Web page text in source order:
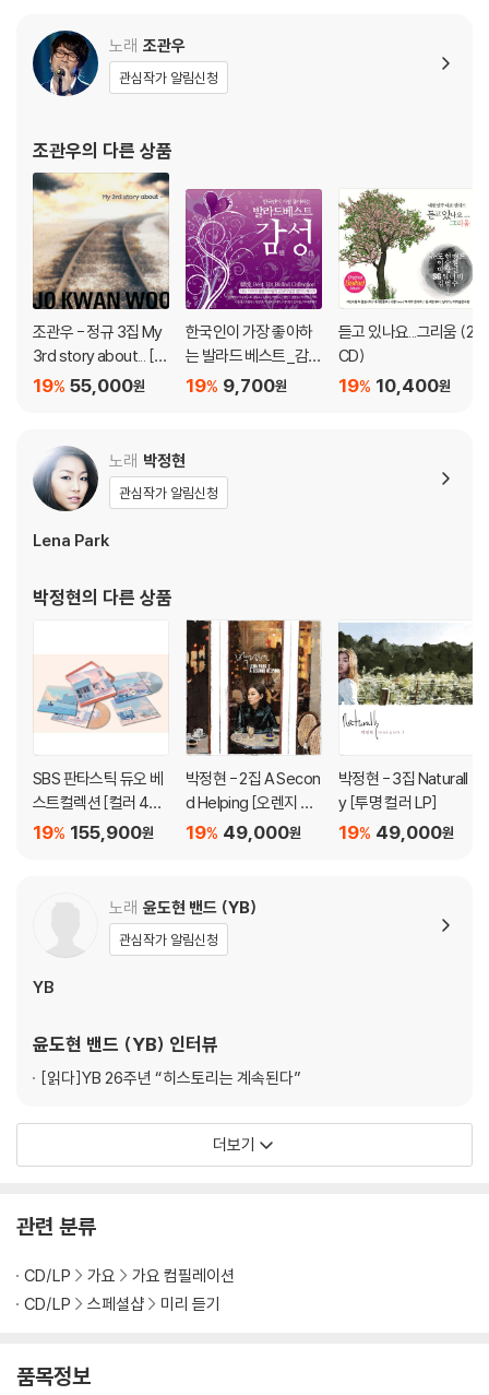
카멜레온 처럼 다양한 색깔은 지니고 있는 가수, 김범수! 이제는 더 이상
긴 설명이 필요 없다. 그가 그토록 부르고 싶은 노래 "사랑으로"(이주호 작
노력한 흔적이 많이 보인다. 원곡 가수 이주호씨가 이 곡은 세상을 사랑하
는 진심어린 마음으로 불러야 함을 강조하였기에, 경연에서 이 노래로 대
중들을 강하게 어필하기란 정말 어려웠으리라. 그리고 역시나 가수 김범수
는 세상에 대한 사랑을 목소리에 충분히 담아놓았음을 느낄 수 있다. "나는
가수다"에서 가수 임재범의 "여러분" 곡을 피처링했던 "헤리티지"가 이 곡
에도 참여하여 가스펠의 느낌을 잘 살렸다.
이번 경연에서 가장 큰 관심을 받고 있는 새 가수는 보컬 김윤아, 기타 이선
규, 베이스 김진만, 드럼 구태훈 총 4명으로 구성된 모던록밴드 "자우
림"이다. 개성 넘치고 톡톡튀는 자우림의 첫 선곡은 "고래사냥"(최인호 작
사 / 송창식 작곡 / 자우림 편곡)... 자우림 밴드가 고래를 잡으러 '나가수
음악은 각자의 느낌대로 느끼고 즐기면 그만이다.
그 이상도 그 이하도 아니다...
경연⑤ 최종경연
김범수, 박정현, YB...
이들 세 가수가 있었기에 지금의 '나는 가수다'가 더욱 빛났음을 부정하는
사람은 아무도 없을 것이다. 안타깝게도 이들이 '나는 가수다'의 무대에서
감동을 선사하는 모습을 더 이상 볼 수 없겠지만, 우리의 기억 속에는 영원
히 남아 있을 것이다. 호흡소리 조차 멜로디로 느껴지는 가수 장혜진이 부
른 곡은 "누구없소"(윤명운 작사 작곡 / 황세준 편곡). 당시 한영애 특유의
허스키한 목소리로 ROCK 음악이 가미된 블루스 곡으로 가사의 중의적 표
현이 화제가 되었던 곡이다. 원곡의 느낌이 너무 강해 어떻게 장혜진스럽
게 표현될지 궁금해진다. 가수 장혜진은 노래 도입 부분에 자신만의 특기
인 "들숨"으로 듣는 이를 숨죽이고 집중하게 하였다. 많은 가요계 관계자들
보여줄 것이다."라고 평가한다. 기대해보자!!
놀라운 가창력과 카리스마로 지난 경연 때 1등을 차지했던 자우림은 "뜨거
운 안녕"(백영진 작사 / 서영은 작곡 / 자우림 편곡)을 불렀다. 이 곡은 196
에 올린 국민가요다. 백영진 작사가는 옛날 MBC코미디의 대표작인 "웃으
면 복이와요"의 제목을 만들고 직접 대본을 썼던 유명 작가 출신이고, 서영
은 작곡가는 故서영춘 선생의 친형이기도 하다. 도입부분에는 김윤아 특
브라스를 추가해서 밴드의 느낌으로 진행하고자 하였다. 원곡의 가수가 남
자라 가수 김윤아는 어떻게 표현할지 궁금하다. 베이스 김진만은 "오늘 김
화려한 애드립으로 어떤 노래를 불러도 전혀 어색하지 않은 가수 김조한의
이번 도전곡은 최호섭의 "세월이 가면"(최명섭 작사 / 최귀섭 작곡 / 김진
훈 편곡)... 1988년 발표 당시 최고의 인기를 누렸던 이 곡은 형 최명섭이
원곡 가수 최호섭의 조언에 따르면 "앞부분은 이야기하듯 툭툭 던지면서
노래 조관우
관심작가 알림신청
조관우의 다른 상품
조관우 - 정규 3집 My
3rd story about... [L
P]
55,000원
19%
한국인이 가장 좋아하
는 발라드 베스트_감성
(2CD)9,700원
19%
듣고 있나요...그리움 (2
CD)
10,400원
19%
노래 박정현
관심작가 알림신청
Lena Park
박정현의 다른 상품
SBS 판타스틱 듀오 베
스트컬렉션 [컬러 4LP
박스세트]155,900원
19%
박정현 - 2집 A Secon
d Helping [오렌지 컬
러 LP] 49,000원
19%
박정현 - 3집 Naturall
y [투명 컬러 LP]
49,000원
19%
노래 윤도현 밴드 (YB)
관심작가 알림신청
YB
윤도현 밴드 (YB) 인터뷰
[읽다]YB 26주년 “히스토리는 계속된다”
더보기
관련 분류
CD/LP 가요
가요 컴필레이션
CD/LP
스페셜샵 미리 듣기
품목정보